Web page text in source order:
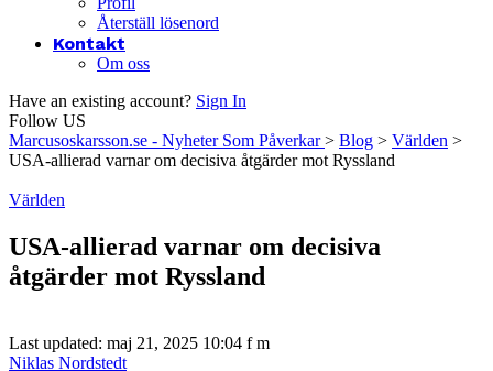
Återställ lösenord
Kontakt
Om oss
Have an existing account? Sign In
Follow US
Marcusoskarsson.se - Nyheter Som Påverkar> Blog > Världen >
USA-allierad varnar om decisiva åtgärder mot Ryssland
Världen
USA-allierad varnar om decisiva
åtgärder mot Ryssland
Last updated: maj 21, 2025 10:04 f m
Niklas Nordstedt